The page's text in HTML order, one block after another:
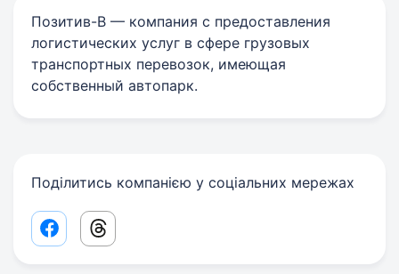
Позитив-В — компания с предоставления
логистических услуг в сфере грузовых
транспортных перевозок, имеющая
собственный автопарк.
Поділитись компанією у соціальних мережах
Facebook share link
Threads share link